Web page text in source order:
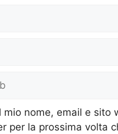
mio nome, email e sito
per la prossima volta